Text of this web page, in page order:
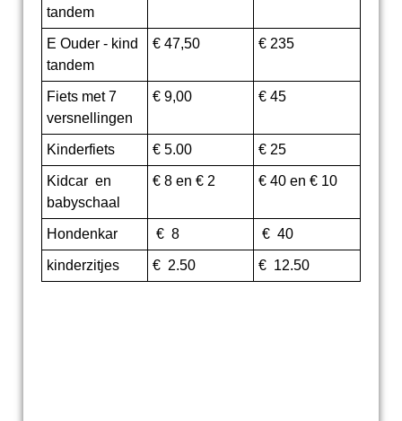
tandem
E Ouder - kind
tandem
€ 47,50 € 235
Fiets met 7
versnellingen
€ 9,00 € 45
Kinderfiets € 5.00 € 25
Kidcar en
babyschaal
€ 8 en € 2 € 40 en € 10
Hondenkar € 8 € 40
kinderzitjes € 2.50 € 12.50